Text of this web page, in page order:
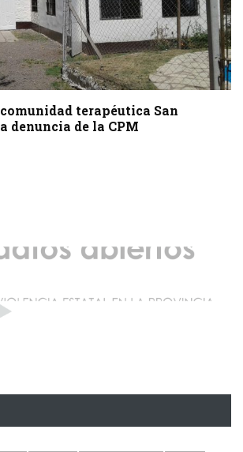
terapéutica San
denuncia de la CPM